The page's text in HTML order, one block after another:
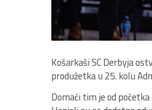
Košarkaši SC Derbyja
produžetka u 25. kolu
Domaći tim je od